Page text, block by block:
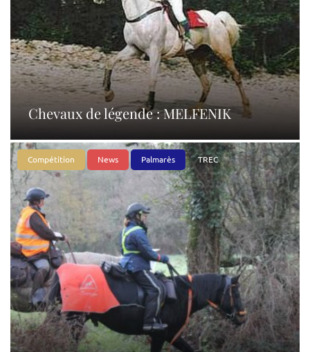
Chevaux de légende : MELFENIK
Compétition News Palmarès TREC